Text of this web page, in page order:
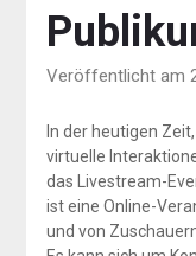
Veröffentlicht am
In der heutigen
virtuelle
das Livestream-
ist eine Online-
und von